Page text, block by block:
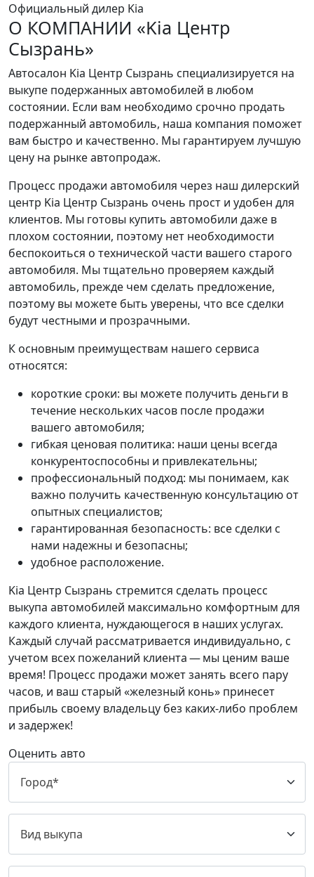
Официальный дилер Kia
О КОМПАНИИ «Kia Центр
Сызрань»
Автосалон Kia Центр Сызрань специализируется на
выкупе подержанных автомобилей в любом
состоянии. Если вам необходимо срочно продать
подержанный автомобиль, наша компания поможет
вам быстро и качественно. Мы гарантируем лучшую
цену на рынке автопродаж.
Процесс продажи автомобиля через наш дилерский
центр Kia Центр Сызрань очень прост и удобен для
клиентов. Мы готовы купить автомобили даже в
плохом состоянии, поэтому нет необходимости
беспокоиться о технической части вашего старого
автомобиля. Мы тщательно проверяем каждый
автомобиль, прежде чем сделать предложение,
поэтому вы можете быть уверены, что все сделки
будут честными и прозрачными.
К основным преимуществам нашего сервиса
относятся:
короткие сроки: вы можете получить деньги в
течение нескольких часов после продажи
вашего автомобиля;
гибкая ценовая политика: наши цены всегда
конкурентоспособны и привлекательны;
профессиональный подход: мы понимаем, как
важно получить качественную консультацию от
опытных специалистов;
гарантированная безопасность: все сделки с
нами надежны и безопасны;
удобное расположение.
Kia Центр Сызрань стремится сделать процесс
выкупа автомобилей максимально комфортным для
каждого клиента, нуждающегося в наших услугах.
Каждый случай рассматривается индивидуально, с
учетом всех пожеланий клиента — мы ценим ваше
время! Процесс продажи может занять всего пару
часов, и ваш старый «железный конь» принесет
прибыль своему владельцу без каких-либо проблем
и задержек!
Оценить авто